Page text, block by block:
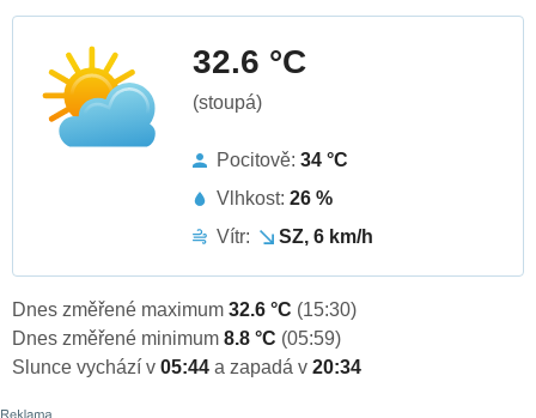
32.6 °C
(stoupá)
Pocitově: 34 °C
Vlhkost: 26 %
Vítr:
SZ, 6 km/h
Dnes změřené maximum 32.6 °C (15:30)
Dnes změřené minimum 8.8 °C (05:59)
Slunce vychází v 05:44 a zapadá v 20:34